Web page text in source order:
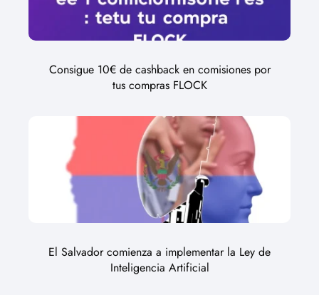
Consigue 10€ de cashback en comisiones por
tus compras FLOCK
El Salvador comienza a implementar la Ley de
Inteligencia Artificial